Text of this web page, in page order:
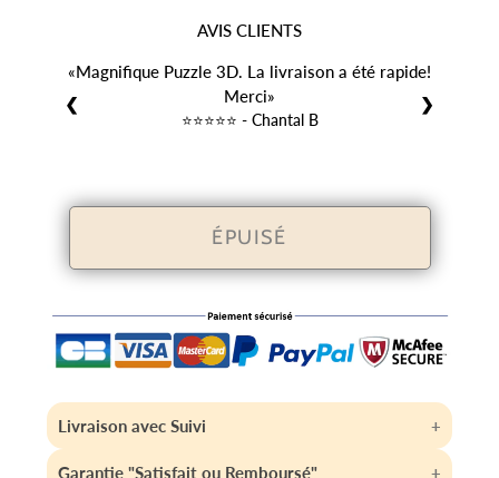
AVIS CLIENTS
Magnifique Puzzle 3D. La livraison a été rapide!
Merci
⭐️⭐️⭐️⭐️⭐️ - Chantal B
❮ ❯
ÉPUISÉ
Livraison avec Suivi
Garantie "Satisfait ou Remboursé"